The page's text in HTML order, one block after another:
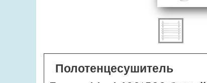
Полотенцесушитель